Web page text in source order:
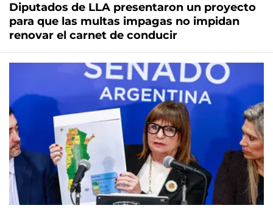
Diputados de LLA presentaron un proyecto
para que las multas impagas no impidan
renovar el carnet de conducir